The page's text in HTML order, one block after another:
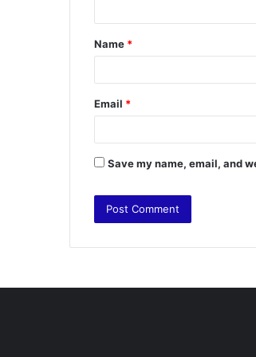
t
*
Name *
Email *
Save my name, email, and